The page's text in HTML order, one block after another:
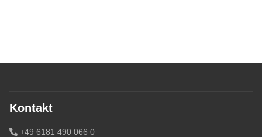
Kontakt
+49 6181 490 066 0